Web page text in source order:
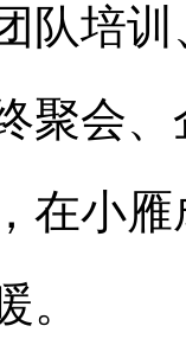
队培
聚会
在小
。